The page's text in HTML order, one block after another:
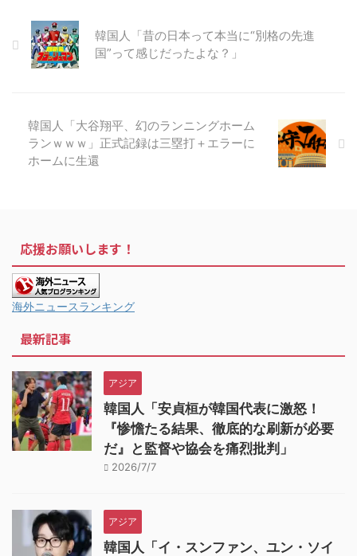
韓国人「昔の日本って本当に“別格の先進
国”って感じだったよな？」
韓国人「大谷翔平、幻のランニングホーム
ランｗｗｗ」正式記録は三塁打＋エラーに
ホームに生還
応援お願いします！
海外ニュースランキング
最新記事
アジア
韓国人「安貞桓が韓国代表に激怒！
『惨憺たる結果、徹底的な刷新が必要
だ』と監督や協会を痛烈批判」
2026/7/7
アジア
韓国人「イ・スンファン、ユン・ソイ